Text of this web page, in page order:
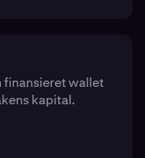
finansieret wallet
kapital.